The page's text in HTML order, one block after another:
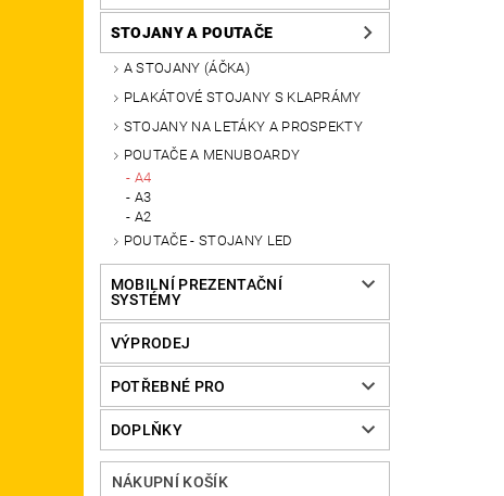
STOJANY A POUTAČE
A STOJANY (ÁČKA)
PLAKÁTOVÉ STOJANY S KLAPRÁMY
STOJANY NA LETÁKY A PROSPEKTY
POUTAČE A MENUBOARDY
A4
A3
A2
POUTAČE - STOJANY LED
MOBILNÍ PREZENTAČNÍ
SYSTÉMY
VÝPRODEJ
POTŘEBNÉ PRO
DOPLŇKY
NÁKUPNÍ KOŠÍK